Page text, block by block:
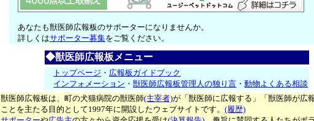
あなたも獣医師広報板のサポーターになりませんか。
詳しくはサポーター募集をご覧ください。
◆獣医師広報板メニュー
トップページ ・ 広報板ガイドブック
インフォメーション ・獣医師広報板管理人の独り言 ・動物よくある相談
獣医師広報板は、町の犬猫病院の獣医師(主宰者)が「獣医師に広報する」「獣医師が広報
ことを主たる目的として1997年に開設したウェブサイトです。(履歴)